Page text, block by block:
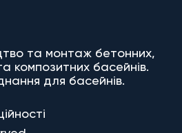
та монтаж бетонних,
композитних басейнів.
для басейнів.